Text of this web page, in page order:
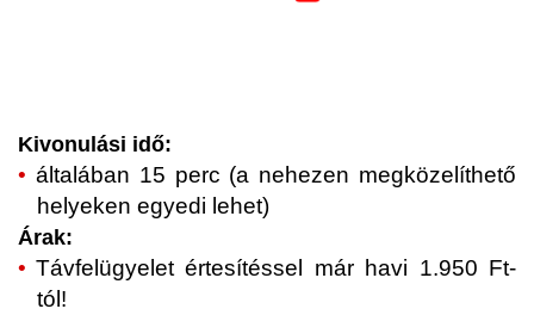
Kivonulási idő:
általában 15 perc (a nehezen megközelíthető
helyeken egyedi lehet)
Árak:
Távfelügyelet értesítéssel már havi 1.950 Ft-
tól!